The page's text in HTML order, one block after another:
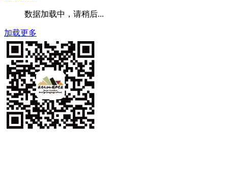
数据加载中，请稍后...
加载更多